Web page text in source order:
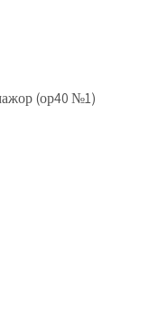
(ор40 №1)